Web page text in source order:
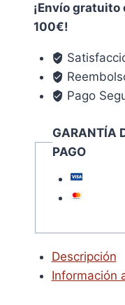
4,50
mm.
(Blister
Piezas)
cantidad
¡Envío
100€!
Pago
GARANTÍA
PAGO
Descripción
Información